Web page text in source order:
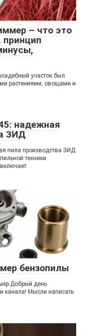
– что это
принцип
участок был
растениями, овощами и
надежная
ЗИД
пила производства ЗИД
техники
бензопилы
Добрый день
канала! Мысли написать